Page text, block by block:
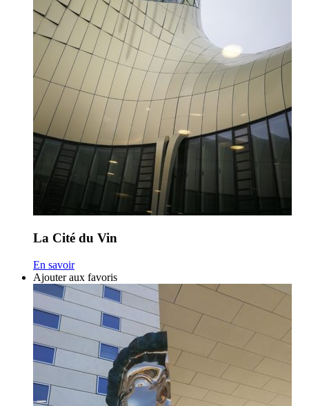
La Cité du Vin
En savoir
Ajouter aux favoris